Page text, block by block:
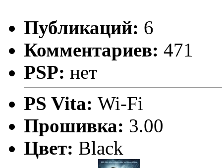
Публикаций: 6
Комментариев: 471
PSP: нет
PS Vita: Wi-Fi
Прошивка: 3.00
Цвет: Black